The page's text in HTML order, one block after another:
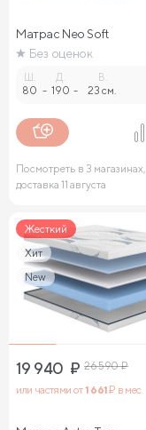
Матрас Neo Soft
Без оценок
80 -
Д.
190 -
В.
23 см.
Посмотреть в 3 магазинах,
доставка 11 августа
Жесткий
Хит
New
19 940 ₽ 26 590₽
или частями от1 661₽ в мес.